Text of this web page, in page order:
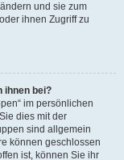
und sie zum
ihnen Zugriff zu
ihnen bei?
im persönlichen
dies mit der
sind allgemein
können geschlossen
ist, können Sie ihr